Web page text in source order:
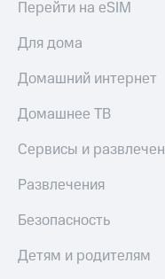
Перейти на eSIM
Для дома
Домашний интернет
Домашнее ТВ
Сервисы и
Развлечения
Безопасность
Детям и родителям